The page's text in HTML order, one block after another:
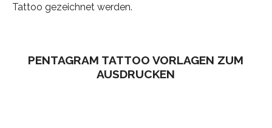
Tattoo gezeichnet werden.
PENTAGRAM TATTOO VORLAGEN ZUM
AUSDRUCKEN